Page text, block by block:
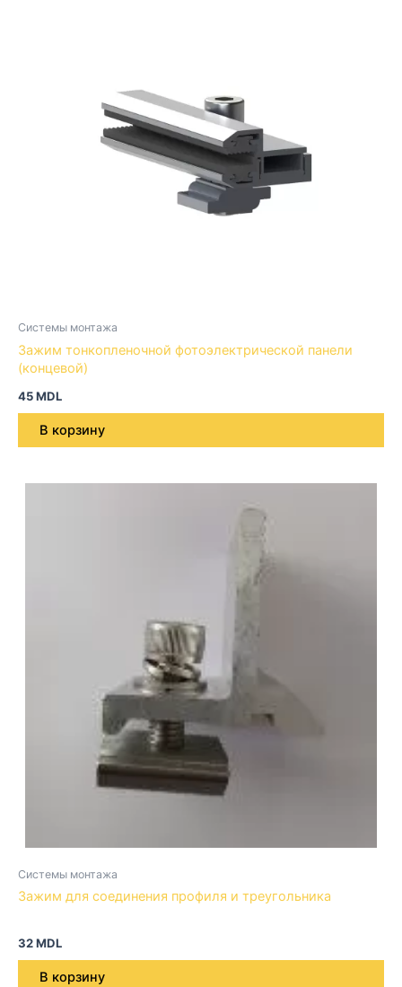
Системы монтажа
Зажим тонкопленочной фотоэлектрической панели
(концевой)
45MDL
В корзину
Системы монтажа
Зажим для соединения профиля и треугольника
32MDL
В корзину